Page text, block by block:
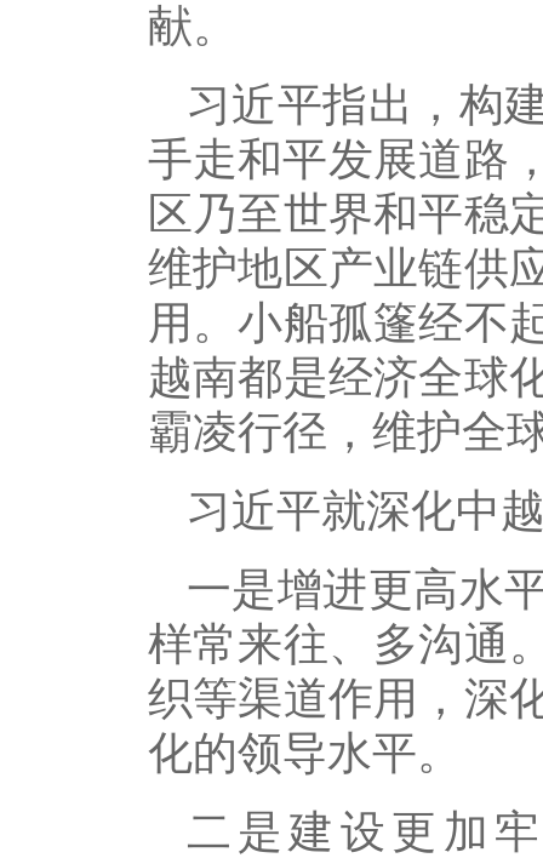
献。
习近平指出，构
手走和平发展道路
区乃至世界和平稳
维护地区产业链供
用。小船孤篷经不
越南都是经济全球
霸凌行径，维护全
习近平就深化中
一是增进更高水
样常来往、多沟通
织等渠道作用，深
化的领导水平。
二是建设更加